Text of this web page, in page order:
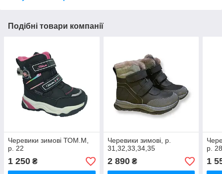
Подібні товари компанії
Черевики зимові ТОМ.М,
р. 22
1 250 ₴
Черевики зимові, р.
31,32,33,34,35
2 890₴
р.
1